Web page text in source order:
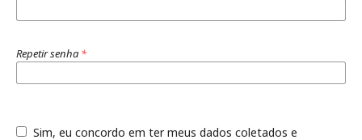
Repetir senha *